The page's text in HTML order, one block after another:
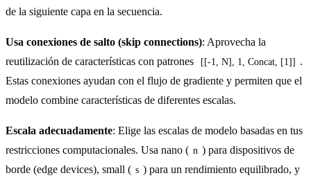
de la siguiente capa en la secuencia.
Usa conexiones de salto (skip connections): Aprovecha la
reutilización de características con patrones
[[-1, N], 1, Concat, [1]] .
Estas conexiones ayudan con el flujo de gradiente y permiten que el
modelo combine características de diferentes escalas.
Escala adecuadamente: Elige las escalas de modelo basadas en tus
restricciones computacionales. Usa nano ( n ) para dispositivos de
borde (edge devices), small ( s ) para un rendimiento equilibrado, y